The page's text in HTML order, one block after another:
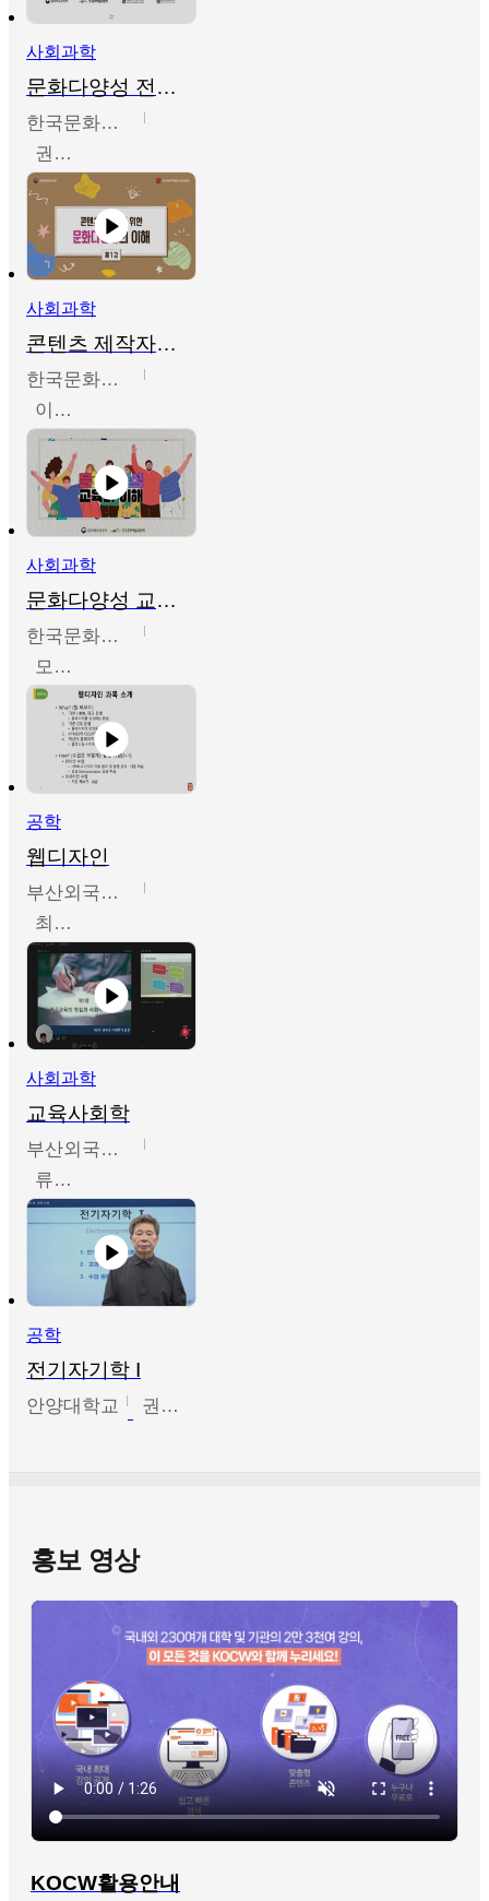
사회과학
문화다양성 전문인력 양성 기본과정 - 문화다양성의 이해
한국문화예술교육진흥원
권숙인 외 8명
사회과학
콘텐츠 제작자를 위한 문화다양성의 이해
한국문화예술교육진흥원
이성민
사회과학
문화다양성 교육의 이해
한국문화예술교육진흥원
모경환,성상환,정문성
공학
웹디자인
부산외국어대학교
최진오
사회과학
교육사회학
부산외국어대학교
류영철
공학
전기자기학 I
안양대학교 권원현
홍보 영상
KOCW활용안내